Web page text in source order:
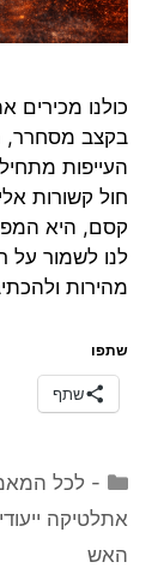
כולנו
בקצב מסחרר,
העייפות
חול קשורות
קסם, היא
לנו לשמור
מהירות
שתפו
שתף
קטגוריות
- לכל
אתלטיקה
האש